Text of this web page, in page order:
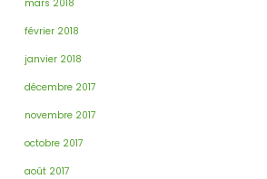
mars 2018
février 2018
janvier 2018
décembre 2017
novembre 2017
octobre 2017
août 2017